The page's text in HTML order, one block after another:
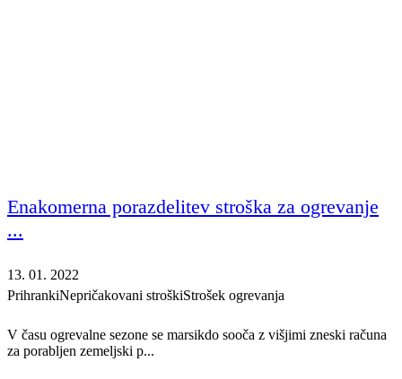
Enakomerna porazdelitev stroška za ogrevanje
...
13. 01. 2022
PrihrankiNepričakovani stroškiStrošek ogrevanja
V času ogrevalne sezone se marsikdo sooča z višjimi zneski računa
za porabljen zemeljski p...